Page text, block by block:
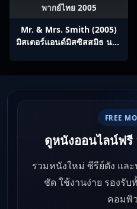
พากย์ไทย 2005
Mr. & Mrs. Smith (2005)
มิสเตอร์แอนด์มิสซิสสมิธ นาย
FREE
ดูหนังออนไลน์ฟรี
รวมหนังใหม่ ซีรีย์ดัง แล
ชัด ใช้งานง่าย รองรั
คอมพิ